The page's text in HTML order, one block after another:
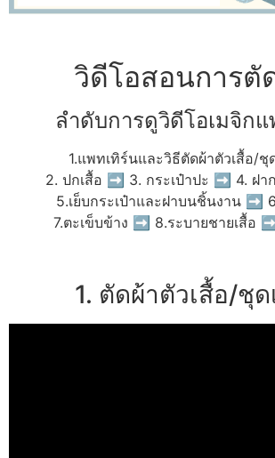
วิดีโอสอนการตั
ลำดับการดูวิดีโอเมจิก
1.แพทเทิร์นและวิธีตัดผ้าตัวเสื้อ/
2. ปกเสื้อ ➡ 3. กระเป๋าปะ ➡ 4. ฝา
5.เย็บกระเป๋าและฝาบนชิ้นงาน ➡
7.ตะเข็บข้าง ➡ 8.ระบายชายเสื้อ
1. ตัดผ้าตัวเสื้อ/ชุด